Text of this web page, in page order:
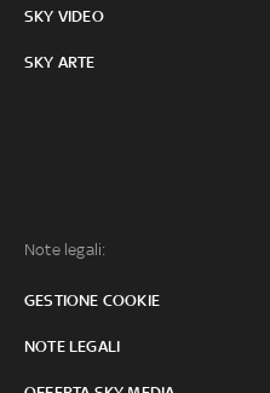
SKY VIDEO
SKY ARTE
Note legali:
GESTIONE COOKIE
NOTE LEGALI